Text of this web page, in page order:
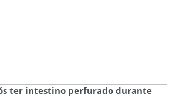
ter intestino perfurado durante